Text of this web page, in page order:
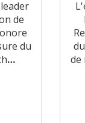
de
du
…
de